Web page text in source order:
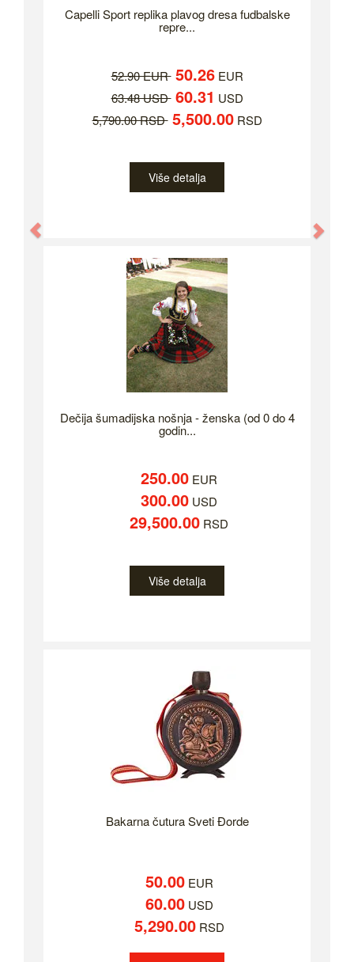
Capelli Sport replika plavog dresa fudbalske
repre...
52.90 EUR 50.26EUR
63.48 USD 60.31 USD
5,790.00 RSD 5,500.00RSD
Više detalja
Dečija šumadijska nošnja - ženska (od 0 do 4
godin...
250.00 EUR
300.00 USD
29,500.00 RSD
Više detalja
Bakarna čutura Sveti Đorde
50.00EUR
60.00USD
5,290.00RSD